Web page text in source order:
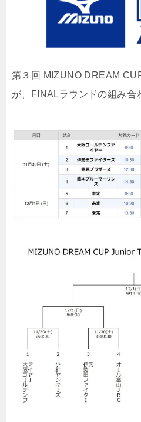
第３回 MIZUNO DREAM
が、FINALラウンドの組み合